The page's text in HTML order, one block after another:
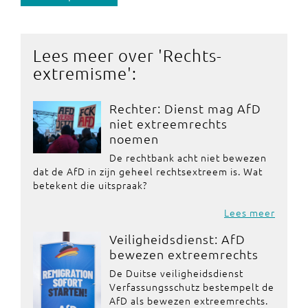
Lees meer over 'Rechts-
extremisme':
Rechter: Dienst mag AfD
niet extreemrechts
noemen
De rechtbank acht niet bewezen
dat de AfD in zijn geheel rechtsextreem is. Wat
betekent die uitspraak?
Lees meer
Veiligheidsdienst: AfD
bewezen extreemrechts
De Duitse veiligheidsdienst
Verfassungsschutz bestempelt de
AfD als bewezen extreemrechts.